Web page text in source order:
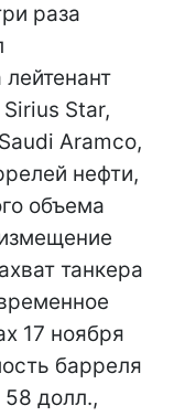
раза
Star,
Aramco,
нефти,
объема
танкера
17 ноября
барреля
58 долл.,